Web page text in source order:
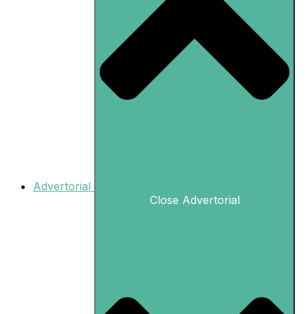
Advertorial
Close Advertorial